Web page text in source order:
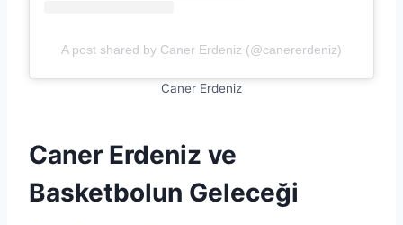
A post shared by Caner Erdeniz (@canererdeniz)
Caner Erdeniz
Caner Erdeniz ve
Basketbolun Geleceği